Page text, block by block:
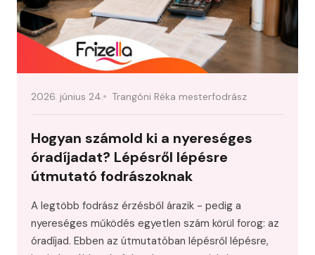
2026. június 24. Trangóni Réka mesterfodrász
Hogyan számold ki a nyereséges
óradíjadat? Lépésről lépésre
útmutató fodrászoknak
A legtöbb fodrász érzésből árazik - pedig a
nyereséges működés egyetlen szám körül forog: az
óradíjad. Ebben az útmutatóban lépésről lépésre,